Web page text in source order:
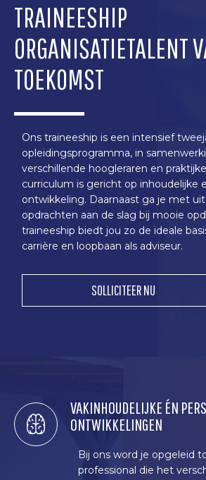
TRAINEESHIP
ORGANISATIETALENT
TOEKOMST
Ons traineeship is een intensief
opleidingsprogramma, in
verschillende hoogleraren en
curriculum is gericht op inhoudelijke
ontwikkeling. Daarnaast ga je met
opdrachten aan de slag bij mooie
traineeship biedt jou zo de ideale
carrière en loopbaan als adviseur.
SOLLICITEER NU
VAKINHOUDELIJKE ÉN
ONTWIKKELINGEN
Bij ons word je opgeleid
professional die het